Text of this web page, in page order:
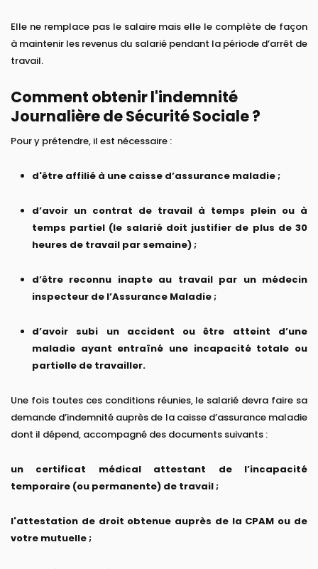
Elle ne remplace pas le salaire mais elle le complète de façon
à maintenir les revenus du salarié pendant la période d’arrêt de
travail.
Comment obtenir l'indemnité
Journalière de Sécurité Sociale ?
Pour y prétendre, il est nécessaire :
d'être affilié à une caisse d’assurance maladie ;
d’avoir un contrat de travail à temps plein ou à
temps partiel (le salarié doit justifier de plus de 30
heures de travail par semaine) ;
d’être reconnu inapte au travail par un médecin
inspecteur de l’Assurance Maladie ;
d’avoir subi un accident ou être atteint d’une
maladie ayant entraîné une incapacité totale ou
partielle de travailler.
Une fois toutes ces conditions réunies, le salarié devra faire sa
demande d’indemnité auprès de la caisse d’assurance maladie
dont il dépend, accompagné des documents suivants :
un certificat médical attestant de l’incapacité
temporaire (ou permanente) de travail ;
l'attestation de droit obtenue auprès de la CPAM ou de
votre mutuelle ;